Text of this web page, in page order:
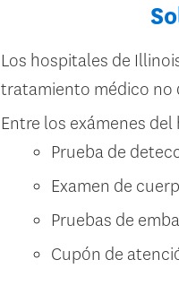
Los hospitales de
tratamiento médico no
Entre los exámenes
Prueba de
Examen de
Pruebas de
Cupón de